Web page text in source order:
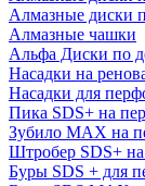
Алмазные диски
Алмазные чашки
Альфа Диски по
Насадки на
Насадки для
Пика SDS+ на
Зубило MAX на
Штробер SDS+
Буры SDS + для